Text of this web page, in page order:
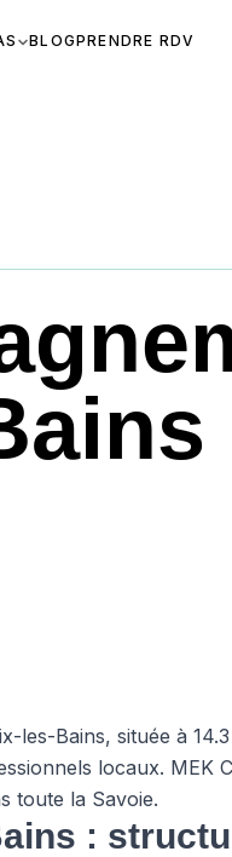
BLOGPRENDRE RDV
les-Bains, située à
locaux. MEK
toute la Savoie.
: